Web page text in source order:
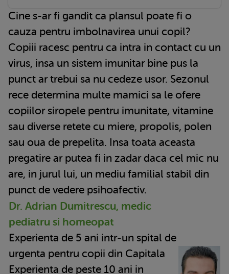
Cine s-ar fi gandit ca plansul poate fi o
cauza pentru imbolnavirea unui copil?
Copiii racesc pentru ca intra in contact cu un
virus, insa un sistem imunitar bine pus la
punct ar trebui sa nu cedeze usor. Sezonul
rece determina multe mamici sa le ofere
copiilor siropele pentru imunitate, vitamine
sau diverse retete cu miere, propolis, polen
sau oua de prepelita. Insa toata aceasta
pregatire ar putea fi in zadar daca cel mic nu
are, in jurul lui, un mediu familial stabil din
punct de vedere psihoafectiv.
Dr. Adrian Dumitrescu, medic
pediatru si homeopat
Experienta de 5 ani intr-un spital de
urgenta pentru copii din Capitala
Experienta de peste 10 ani in